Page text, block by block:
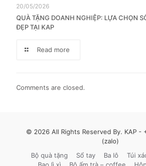
20/05/2026
QUÀ TẶNG DOANH NGHIỆP: LỰA CHỌN
ĐẸP TẠI KAP
Read more
Comments are closed.
© 2026 All Rights Reserved By. KAP -
(zalo)
Bộ quà tặng
Sổ tay Ba lô Túi